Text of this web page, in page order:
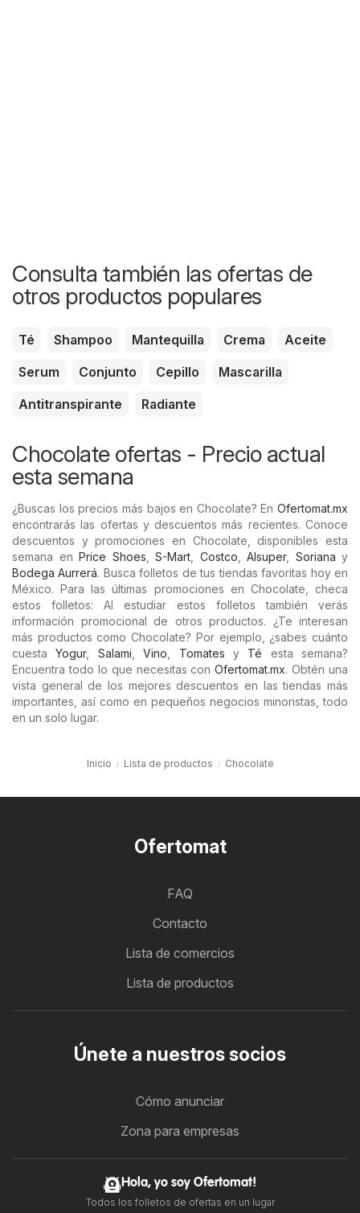
Consulta también las ofertas de
otros productos populares
Té Shampoo Mantequilla Crema
Aceite
Serum
Conjunto Cepillo
Mascarilla
Antitranspirante
Radiante
Chocolate ofertas - Precio actual
esta semana
¿Buscas los precios más bajos en Chocolate? En Ofertomat.mx
encontrarás las ofertas y descuentos más recientes. Conoce
descuentos y promociones en Chocolate, disponibles esta
semana en Price Shoes S-Mart Costco Alsuper, Soriana y
Bodega Aurrerá. Busca folletos de tus tiendas favoritas hoy en
México. Para las últimas promociones en Chocolate, checa
estos folletos: Al estudiar estos folletos también verás
información promocional de otros productos. ¿Te interesan
más productos como Chocolate? Por ejemplo, ¿sabes cuánto
cuestaYogur, Salami ,Vino Tomates y Té esta semana?
Encuentra todo lo que necesitas conOfertomat.mx. Obtén una
vista general de los mejores descuentos en las tiendas más
importantes, así como en pequeños negocios minoristas, todo
en un solo lugar.
Inicio Lista de productos Chocolate
Ofertomat
FAQ
Contacto
Lista de comercios
Lista de productos
Únete a nuestros socios
Cómo anunciar
Zona para empresas
Hola, yo soy Ofertomat!
Todos los folletos de ofertas en un lugar